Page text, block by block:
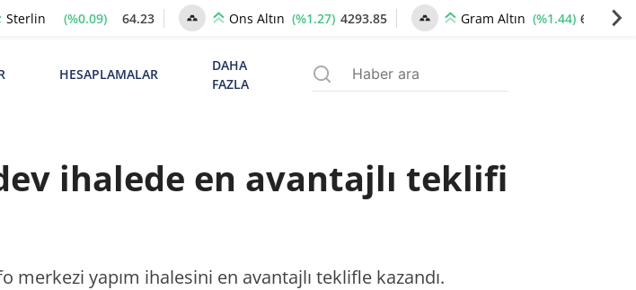
Sterlin (%0.09) 64.23 Ons Altın (%1.27) 4293.85 Gram Altın (%1.44) 6586.17
HESAPLAMALAR
DAHA
FAZLA
ihalede en avantajlı teklifi
merkezi yapım ihalesini en avantajlı teklifle kazandı.